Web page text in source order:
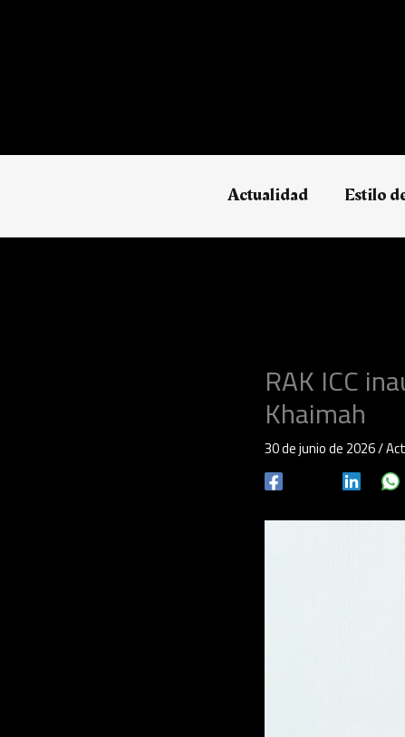
Actualidad Estilo
RAK ICC
Khaimah
30 de junio de 2026/